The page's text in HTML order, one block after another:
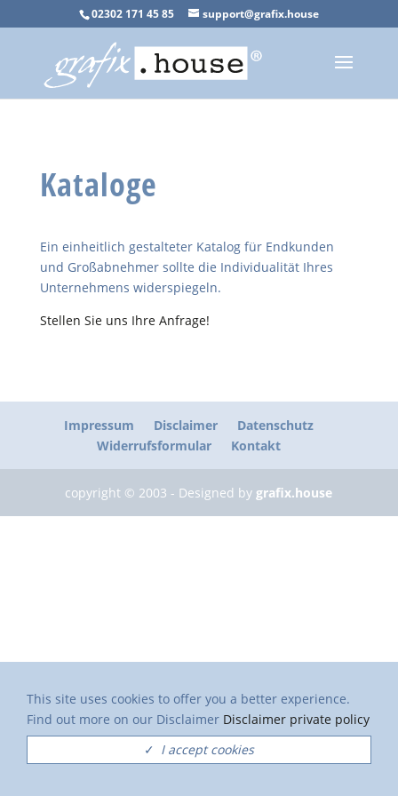
02302 171 45 85 support@grafix.house
Kataloge
Ein einheitlich gestalteter Katalog für Endkunden
und Großabnehmer sollte die Individualität Ihres
Unternehmens widerspiegeln.
Stellen Sie uns Ihre Anfrage!
Impressum Disclaimer
Datenschutz
Widerrufsformular
Kontakt
copyright © 2003 - Designed by grafix.house
This site uses cookies to offer you a better experience.
Find out more on our Disclaimer Disclaimer private policy
✓ I accept cookies